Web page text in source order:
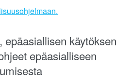
epäasiallisen käytöksen
epäasialliseen